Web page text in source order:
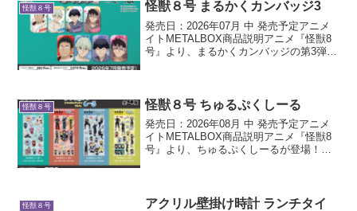
怪獣８号 怪獣８号 まるかくカンバッジ3
発売日：2026年07月 中 発売予定アニメ
イトMETALBOX商品説明アニメ『怪獣8
号』より、まるかくカンバッジの第3弾が
怪獣８号 怪獣８号 ちゅるぷくしーる
発売日：2026年08月 中 発売予定アニメ
イトMETALBOX商品説明アニメ『怪獣8
号』より、ちゅるぷくしーるが登場！！
怪獣８号
アクリル壁掛け時計 ランチタイ